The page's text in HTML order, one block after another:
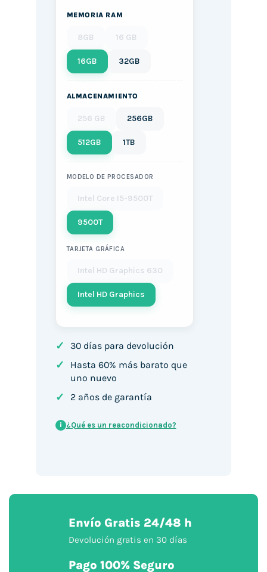
MEMORIA RAM
8GB 16 GB
16GB 32GB
ALMACENAMIENTO
256 GB 256GB
512GB 1TB
MODELO DE PROCESADOR
Intel Core I5-9500T
9500T
TARJETA GRÁFICA
Intel HD Graphics 630
Intel HD Graphics
✓ 30 días para devolución
✓
Hasta 60% más barato que
uno nuevo
✓ 2 años de garantía
i ¿Qué es un reacondicionado?
Envío Gratis 24/48 h
Devolución gratis en 30 días
Pago 100% Seguro